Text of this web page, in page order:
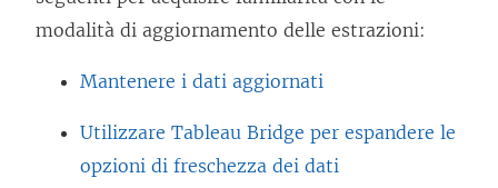
e
p
e
r
v
i
e
e
a
modalità di aggiornamento delle estrazioni:
Mantenere i dati aggiornati
Utilizzare Tableau Bridge per espandere le
opzioni di freschezza dei dati